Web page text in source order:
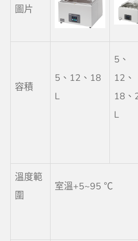
圖片
容積
5、12、18
L
5、
12、
18、
L
溫度範
圍
室溫+5~95 ℃